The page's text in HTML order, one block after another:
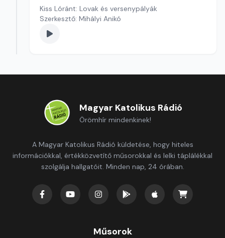
Kiss Lóránt: Lovak és versenypályák
Szerkesztő: Mihályi Anikó
Magyar Katolikus Rádió
Örömhír mindenkinek!
A Magyar Katolikus Rádió küldetése, hogy hiteles
információkkal, értékközvetítő műsorokkal és lelki táplálékkal
szolgálja hallgatóit. Minden nap, 24 órában.
Műsorok